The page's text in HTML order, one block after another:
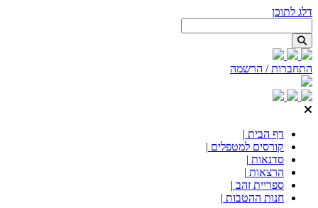
דלג לתוכן
התחברות / הרשמה
דף הבית |
קורסים למטפלים |
סדנאות |
הרצאות |
ספריית זהב |
חנות ההטבות |